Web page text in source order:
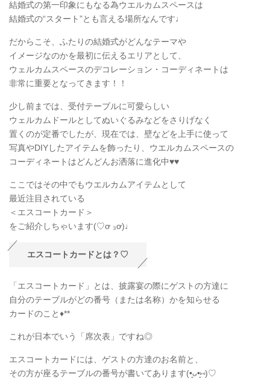
結婚式の第一印象にもなる為ウエルカムスペースは
結婚式の“スタート”とも言える場所なんです♩
だからこそ、ふたりの結婚式がどんなテーマや
イメージなのかを最初に伝えるエリアとして、
ウェルカムスペースのデコレーション・コーディネートは
非常に重要となってきます！！
少し前までは、受付テーブルに可愛らしい
ウェルカムドールとしてぬいぐるみなどをさりげなく
置くのが定番でしたが、現在では、壁などを上手に使って
写真やDIYしたアイテムを飾ったり、ウエルカムスペースの
コーディネートはどんどんお洒落に進化中♥♥
ここではその中でもウエルカムアイテムとして
最近注目されている
＜エスコートカード＞
をご紹介しちゃいます(♡ơ ₃ơ)♩
エスコートカードとは？♡
「エスコートカード」とは、披露宴の際にゲストの方達に
自分のテーブルがどの番号（または名称）かを知らせる
カードのこと♦**
これが日本でいう「席次表」ですね◎
エスコートカードには、ゲストの方達のお名前と、
その方が座るテーブルの番号が書いてあります(•͈ᴗ•͈⑅)♡